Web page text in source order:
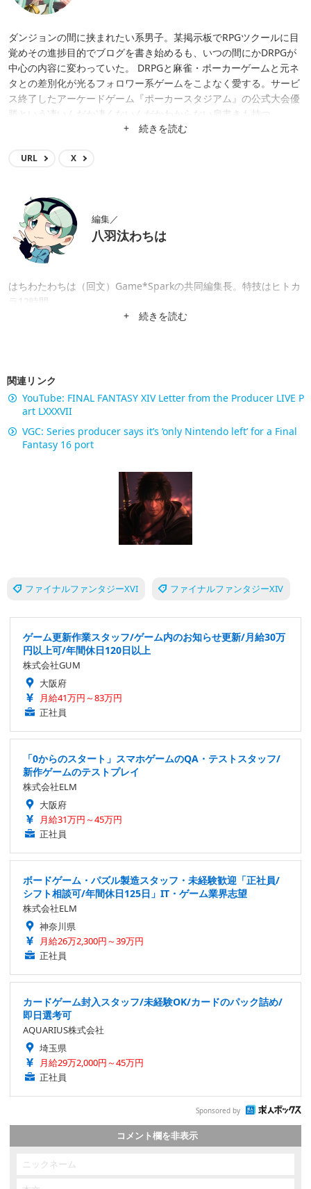
ダンジョンの間に挟まれたい系男子。某掲示板でRPGツクールに目
覚めその進捗目的でブログを書き始めるも、いつの間にかDRPGが
中心の内容に変わっていた。 DRPGと麻雀・ポーカーゲームと元ネ
タとの差別化が光るフォロワー系ゲームをこよなく愛する。サービ
ス終了したアーケードゲーム『ポーカースタジアム』の公式大会優
勝という凄いんだか凄くないんだかわからない肩書きも持つ。
+ 続きを読む
URL X
編集／
八羽汰わちは
はちわたわちは（回文）Game*Sparkの共同編集長。特技はヒトカ
ラ12時間。
+ 続きを読む
関連リンク
YouTube: FINAL FANTASY XIV Letter from the Producer LIVE P
art LXXXVII
VGC: Series producer says it’s ‘only Nintendo left’ for a Final
Fantasy 16 port
ファイナルファンタジーXVI ファイナルファンタジーXIV
ゲーム更新作業スタッフ/ゲーム内のお知らせ更新/月給30万
円以上可/年間休日120日以上
株式会社GUM
大阪府
月給41万円～83万円
正社員
「0からのスタート」スマホゲームのQA・テストスタッフ/
新作ゲームのテストプレイ
株式会社ELM
大阪府
月給31万円～45万円
正社員
ボードゲーム・パズル製造スタッフ・未経験歓迎「正社員/
シフト相談可/年間休日125日」IT・ゲーム業界志望
株式会社ELM
神奈川県
月給26万2,300円～39万円
正社員
カードゲーム封入スタッフ/未経験OK/カードのパック詰め/
即日選考可
AQUARIUS株式会社
埼玉県
月給29万2,000円～45万円
正社員
Sponsored by
コメント欄を非表示